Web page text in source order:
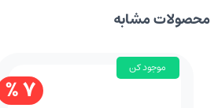
محصولات مشابه
7 %
موجود کن